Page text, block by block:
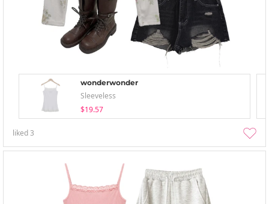
wonderwonder
Sleeveless
$19.57
liked3